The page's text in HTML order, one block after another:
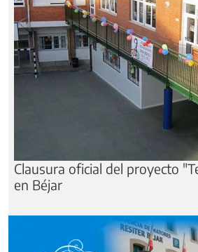
Clausura oficial del proyecto
en Béjar